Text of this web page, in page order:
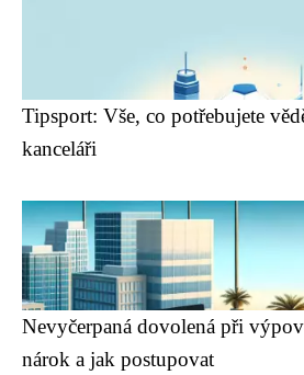
Tipsport: Vše, co potřebujete
kanceláři
Nevyčerpaná dovolená při
nárok a jak postupovat